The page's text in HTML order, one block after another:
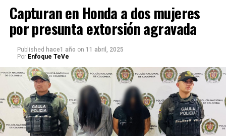
Capturan en Honda a dos mujeres
por presunta extorsión agravada
Published hace1 año on 11 abril, 2025
Por Enfoque TeVe